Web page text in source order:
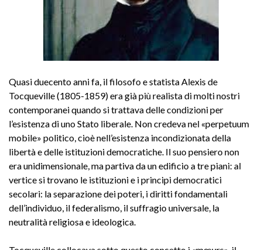
Quasi duecento anni fa, il filosofo e statista Alexis de
Tocqueville (1805-1859) era già più realista di molti nostri
contemporanei quando si trattava delle condizioni per
l’esistenza di uno Stato liberale. Non credeva nel «perpetuum
mobile» politico, cioè nell’esistenza incondizionata della
libertà e delle istituzioni democratiche. Il suo pensiero non
era unidimensionale, ma partiva da un edificio a tre piani: al
vertice si trovano le istituzioni e i principi democratici
secolari: la separazione dei poteri, i diritti fondamentali
dell’individuo, il federalismo, il suffragio universale, la
neutralità religiosa e ideologica.